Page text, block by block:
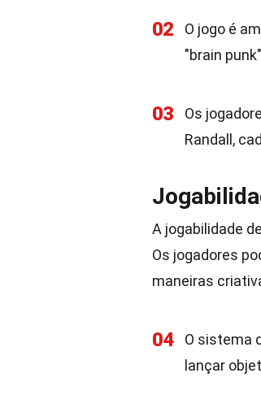
02
O jogo é
"brain
03
Os
Randall,
A jogabilidade
Os jogadores
maneiras
04
O sistema
lançar